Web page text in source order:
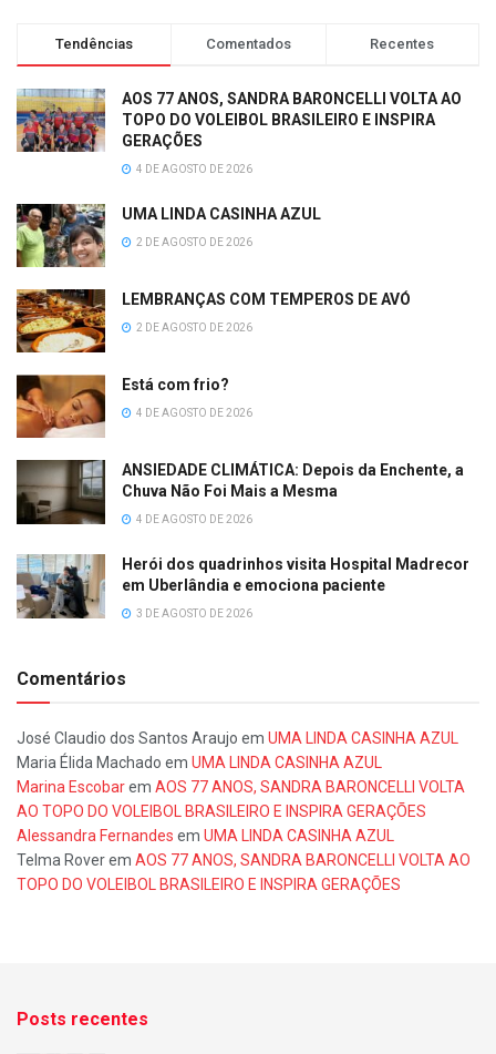
Tendências Comentados Recentes
AOS 77 ANOS, SANDRA BARONCELLI VOLTA AO
TOPO DO VOLEIBOL BRASILEIRO E INSPIRA
GERAÇÕES
4 DE AGOSTO DE 2026
UMA LINDA CASINHA AZUL
2 DE AGOSTO DE 2026
LEMBRANÇAS COM TEMPEROS DE AVÓ
2 DE AGOSTO DE 2026
Está com frio?
4 DE AGOSTO DE 2026
ANSIEDADE CLIMÁTICA: Depois da Enchente, a
Chuva Não Foi Mais a Mesma
4 DE AGOSTO DE 2026
Herói dos quadrinhos visita Hospital Madrecor
em Uberlândia e emociona paciente
3 DE AGOSTO DE 2026
Comentários
José Claudio dos Santos Araujo em UMA LINDA CASINHA AZUL
Maria Élida Machado em UMA LINDA CASINHA AZUL
Marina Escobarem AOS 77 ANOS, SANDRA BARONCELLI VOLTA
AO TOPO DO VOLEIBOL BRASILEIRO E INSPIRA GERAÇÕES
Alessandra Fernandes em UMA LINDA CASINHA AZUL
Telma Roverem AOS 77 ANOS, SANDRA BARONCELLI VOLTA AO
TOPO DO VOLEIBOL BRASILEIRO E INSPIRA GERAÇÕES
Posts recentes